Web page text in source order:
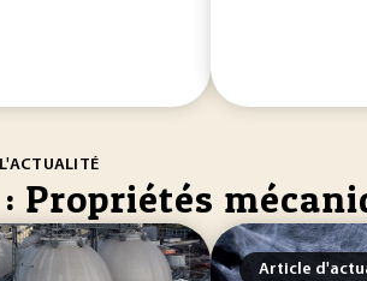
Propriétés
Article